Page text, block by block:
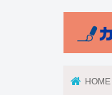
HOME